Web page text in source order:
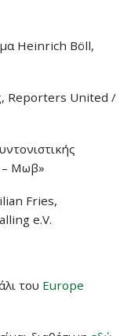
Heinrich Böll,
Reporters United /
– Μωβ»
Fries,
e.V.
του Europe